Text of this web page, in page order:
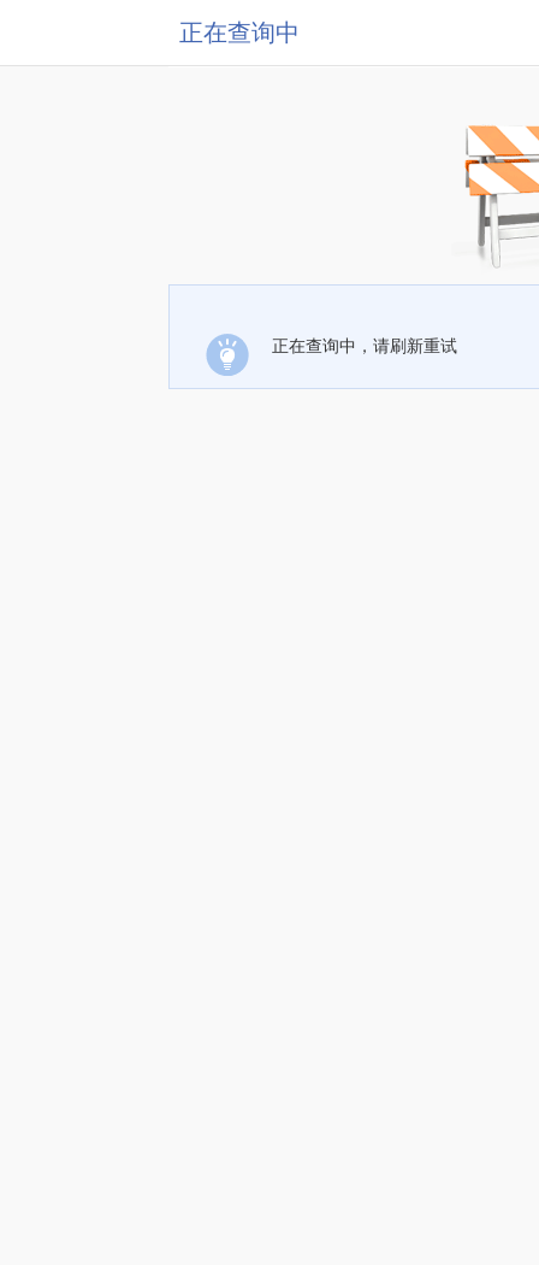
正在查询中
正在查询中，请刷新重试